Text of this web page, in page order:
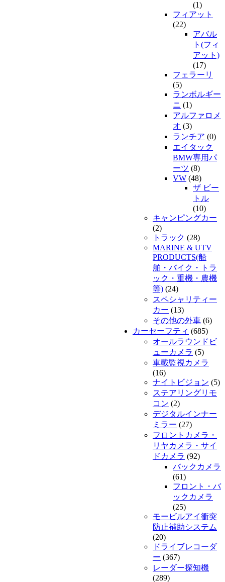
(1)
フィアット
(22)
アバル
ト(フィ
アット)
(17)
フェラーリ
(5)
ランボルギー
ニ (1)
アルファロメ
オ (3)
ランチア (0)
エイタック
BMW専用パ
ーツ (8)
VW (48)
ザ ビー
トル
(10)
キャンピングカー
(2)
トラック (28)
MARINE & UTV
PRODUCTS(船
舶・バイク・トラ
ック・重機・農機
等) (24)
スペシャリティー
カー (13)
その他の外車 (6)
カーセーフティ (685)
オールラウンドビ
ューカメラ (5)
車載監視カメラ
(16)
ナイトビジョン (5)
ステアリングリモ
コン (2)
デジタルインナー
ミラー (27)
フロントカメラ・
リヤカメラ・サイ
ドカメラ (92)
バックカメラ
(61)
フロント・バ
ックカメラ
(25)
モービルアイ衝突
防止補助システム
(20)
ドライブレコーダ
ー (367)
レーダー探知機
(289)